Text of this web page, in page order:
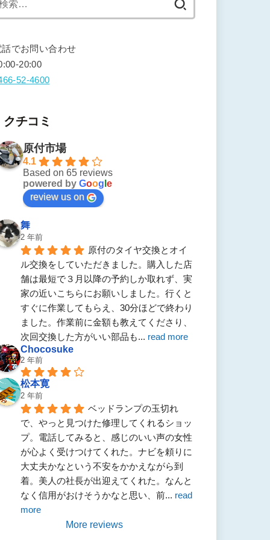
話でお問い合わせ
20:00
52-4600
クチコミ
原付市場
4.1
Based on 65 reviews
powered by Goog e
review us on
舞
2 年前
原付のタイヤ交換とオイ
ル交換をしていただきました。購入した店
舗は最短で３月以降の予約しか取れず、実
家の近いこちらにお願いしました。行くと
すぐに作業してもらえ、30分ほどで終わり
ました。作業前に金額も教えてくださり、
次回交換した方がいい部品も... read more
Chocosuke
2 年前
松本寛
2 年前
ベッドランプの玉切れ
で、やっと見つけた修理してくれるショッ
プ。電話してみると、感じのいい声の女性
が心よく受けつけてくれた。ナビを頼りに
大丈夫かなという不安をかかえながら到
着。美人の社長が出迎えてくれた。なんと
なく信用がおけそうかなと思い、前... read
more
More reviews